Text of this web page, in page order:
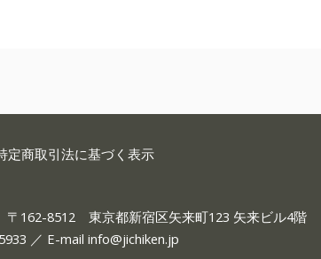
定商取引法に基づく表示
〒162-8512 東京都新宿区矢来町123 矢来ビル4階
／ E-mail info@jichiken.jp